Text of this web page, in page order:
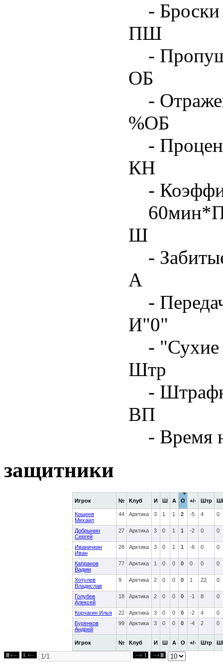
-
ПШ
-
ОБ
-
%ОБ
-
КН
-
Ш
-
А
-
И"0"
-
Штр
-
ВП
- Время
защитники
Игрок № Клуб И Ш А О +/- Штр
Игрок № Клуб И Ш А О +/- Штр
Кощеев
Михаил
44 Арктика 3 1 1 2 -5 4 0
Добрынин
Сергей
27 Арктика 3 0 1 1 -2 0 0
Иваничкин
Иван
28 Арктика 3 0 1 1 -6 0 0
Капранов
Вадим
77 Арктика 1 0 0 0 0 0 0
Хотулев
Владислав
9 Арктика 2 0 0 0 1 22 0
Голубев
Алексей
18 Арктика 2 0 0 0 -1 8 0
Корчагин Илья 22 Арктика 3 0 0 0 -2 4
0
Буренков
Андрей
99 Арктика 3 0 0 0 -4 2 0